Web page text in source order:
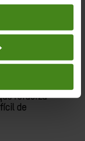
de Cookieso
por motivos
a
no pudo por
mujeres,
refuerza
de